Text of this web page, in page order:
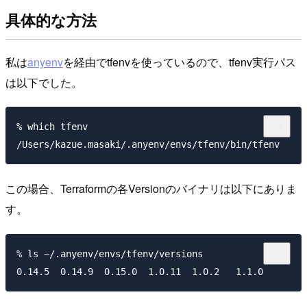
具体的な方法
私はanyenvを経由でtfenvを使っているので、tfenv実行パス
は以下でした。
% which tfenv
この場合、Terraformの各Versionのバイナリは以下にありま
す。
% ls ~/.anyenv/envs/tfenv/versions